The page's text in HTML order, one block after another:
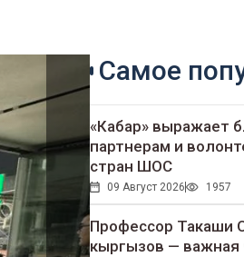
Самое
«Кабар» выражает
партнерам и
стран ШОС
09 Август 2026 1957
Профессор Такаши
кыргызов — важная